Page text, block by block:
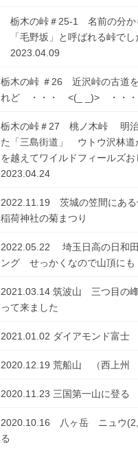
栃木の峠＃25-1 名前の分か
「毛野坂」と呼ばれる峠で
2023.04.09
栃木の峠 ＃26 近沢峠の古道
れど ・・・ <(_ _)> ・・
栃木の峠＃27 桃ノ木峠 明治
た「三島街道」 ウトウ沢林道
を越えてワイルドフィールズ
2023.04.24
2022.11.19 茨城の笠間にある
稲荷神社の菊まつり
2022.05.22 埼玉日高の日和田
ング せっかくなので山頂に
2021.03.14 筑波山 三つ目の
って来ました
2021.01.02 ダイアモンド富士
2020.12.19 荒船山 （西上州
2020.11.23 三国第一山に登る
2020.10.16 八ヶ岳 ニュウ
る